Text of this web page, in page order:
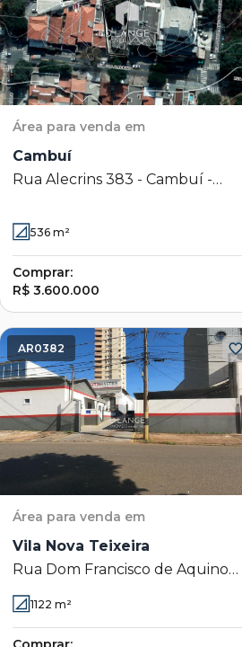
Área para venda em
Cambuí
Rua Alecrins 383 - Cambuí -
536 m²
Comprar:
R$ 3.600.000
AR0382
Área para venda em
Vila Nova Teixeira
Rua Dom Francisco de Aquino
Correia 79 - Vila Nova Teixeira -
Campinas - SP
1122 m²